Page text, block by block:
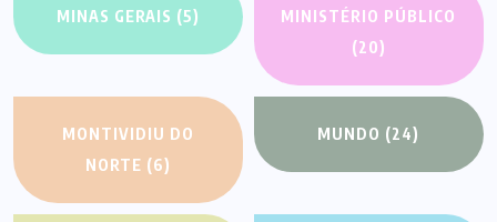
MINAS GERAIS (5)
MINISTÉRIO PÚBLICO
(20)
MONTIVIDIU DO
NORTE (6)
MUNDO (24)